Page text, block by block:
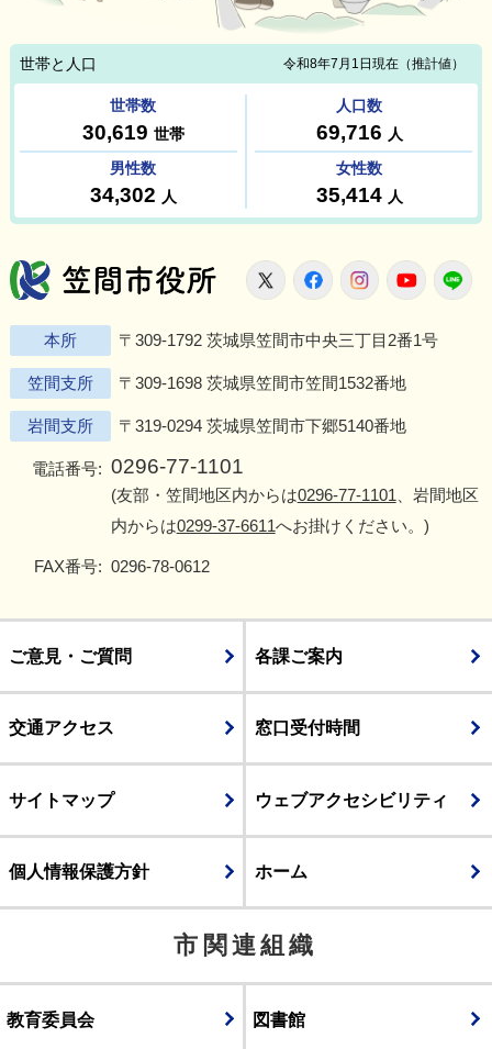
笠間市役所
X FacebookInstagram
本所 〒309-1792 茨城県笠間市中央三丁目2番1号
笠間支所 〒309-1698 茨城県笠間市笠間1532番地
岩間支所 〒319-0294 茨城県笠間市下郷5140番地
電話番号: 0296-77-1101
(友部・笠間地区内からは0296-77-1101 、岩間地区
内からは0299-37-6611へお掛けください。)
FAX番号: 0296-78-0612
ご意見・ご質問 各課ご案内
交通アクセス 窓口受付時間
サイトマップ ウェブアクセシビリティ
個人情報保護方針 ホーム
市関連組織
教育委員会 図書館